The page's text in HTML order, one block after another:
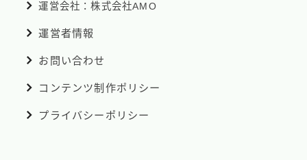
運営会社：株式会社AMO
運営者情報
お問い合わせ
コンテンツ制作ポリシー
プライバシーポリシー